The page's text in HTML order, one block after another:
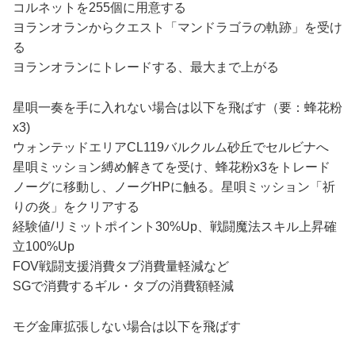
コルネットを255個に用意する
ヨランオランからクエスト「マンドラゴラの軌跡」を受け
る
ヨランオランにトレードする、最大まで上がる
星唄一奏を手に入れない場合は以下を飛ばす（要：蜂花粉
x3)
ウォンテッドエリアCL119バルクルム砂丘でセルビナへ
星唄ミッション縛め解きてを受け、蜂花粉x3をトレード
ノーグに移動し、ノーグHPに触る。星唄ミッション「祈
りの炎」をクリアする
経験値/リミットポイント30%Up、戦闘魔法スキル上昇確
立100%Up
FOV戦闘支援消費タブ消費量軽減など
SGで消費するギル・タブの消費額軽減
モグ金庫拡張しない場合は以下を飛ばす